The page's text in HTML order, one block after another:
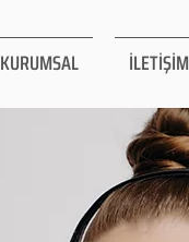
KURUMSAL İLETİŞİM